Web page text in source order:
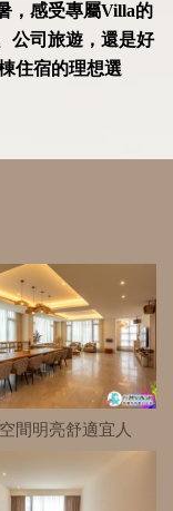
，感受專屬Villa的
公司旅遊，還是好
住宿的理想選
間明亮舒適宜人